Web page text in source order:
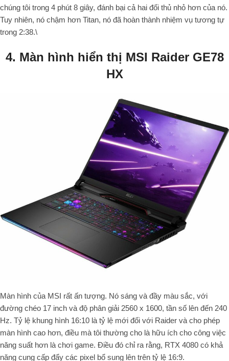
chúng tôi trong 4 phút 8 giây, đánh bại cả hai đối thủ nhỏ hơn của nó.
Tuy nhiên, nó chậm hơn Titan, nó đã hoàn thành nhiệm vụ tương tự
trong 2:38.\
4. Màn hình hiển thị MSI Raider GE78
HX
Màn hình của MSI rất ấn tượng. Nó sáng và đầy màu sắc, với
đường chéo 17 inch và độ phân giải 2560 x 1600, tần số lên đến 240
Hz. Tỷ lệ khung hình 16:10 là tỷ lệ mới đối với Raider và cho phép
màn hình cao hơn, điều mà tôi thường cho là hữu ích cho công việc
năng suất hơn là chơi game. Điều đó chỉ ra rằng, RTX 4080 có khả
năng cung cấp đẩy các pixel bổ sung lên trên tỷ lệ 16:9.